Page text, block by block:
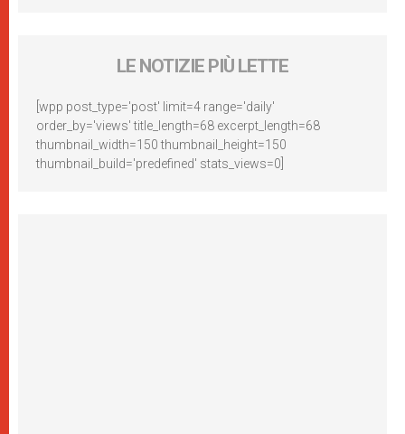
LE NOTIZIE PIÙ LETTE
[wpp post_type='post' limit=4 range='daily'
order_by='views' title_length=68 excerpt_length=68
thumbnail_width=150 thumbnail_height=150
thumbnail_build='predefined' stats_views=0]